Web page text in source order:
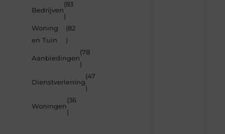
Bedrijven
(83
)
Woning
en Tuin
(82
)
Aanbiedingen
(78
)
Dienstverlening
(47
)
Woningen
(36
)